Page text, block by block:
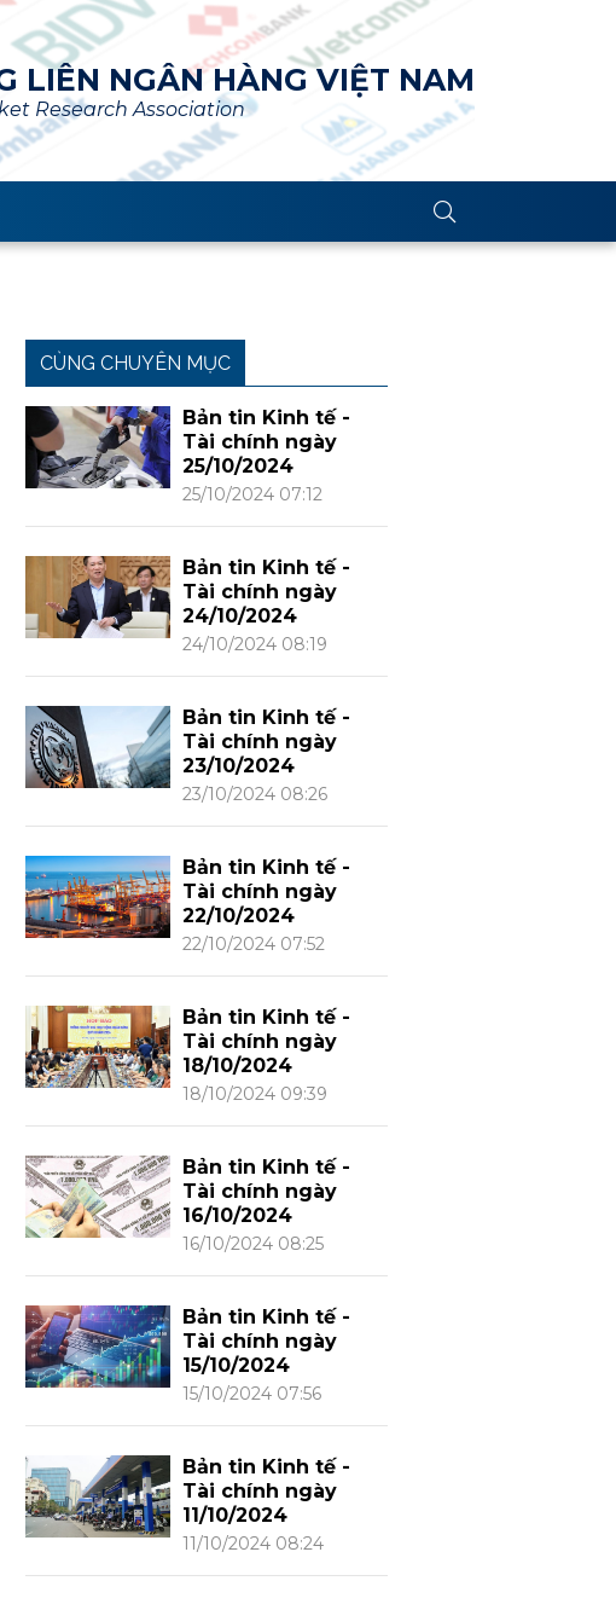
LIÊN NGÂN HÀNG VIỆT NAM
Research Association
CÙNG CHUYÊN MỤC
Bản tin Kinh tế -
Tài chính ngày
25/10/2024
25/10/2024 07:12
Bản tin Kinh tế -
Tài chính ngày
24/10/2024
24/10/2024 08:19
Bản tin Kinh tế -
Tài chính ngày
23/10/2024
23/10/2024 08:26
Bản tin Kinh tế -
Tài chính ngày
22/10/2024
22/10/2024 07:52
Bản tin Kinh tế -
Tài chính ngày
18/10/2024
18/10/2024 09:39
Bản tin Kinh tế -
Tài chính ngày
16/10/2024
16/10/2024 08:25
Bản tin Kinh tế -
Tài chính ngày
15/10/2024
15/10/2024 07:56
Bản tin Kinh tế -
Tài chính ngày
11/10/2024
11/10/2024 08:24